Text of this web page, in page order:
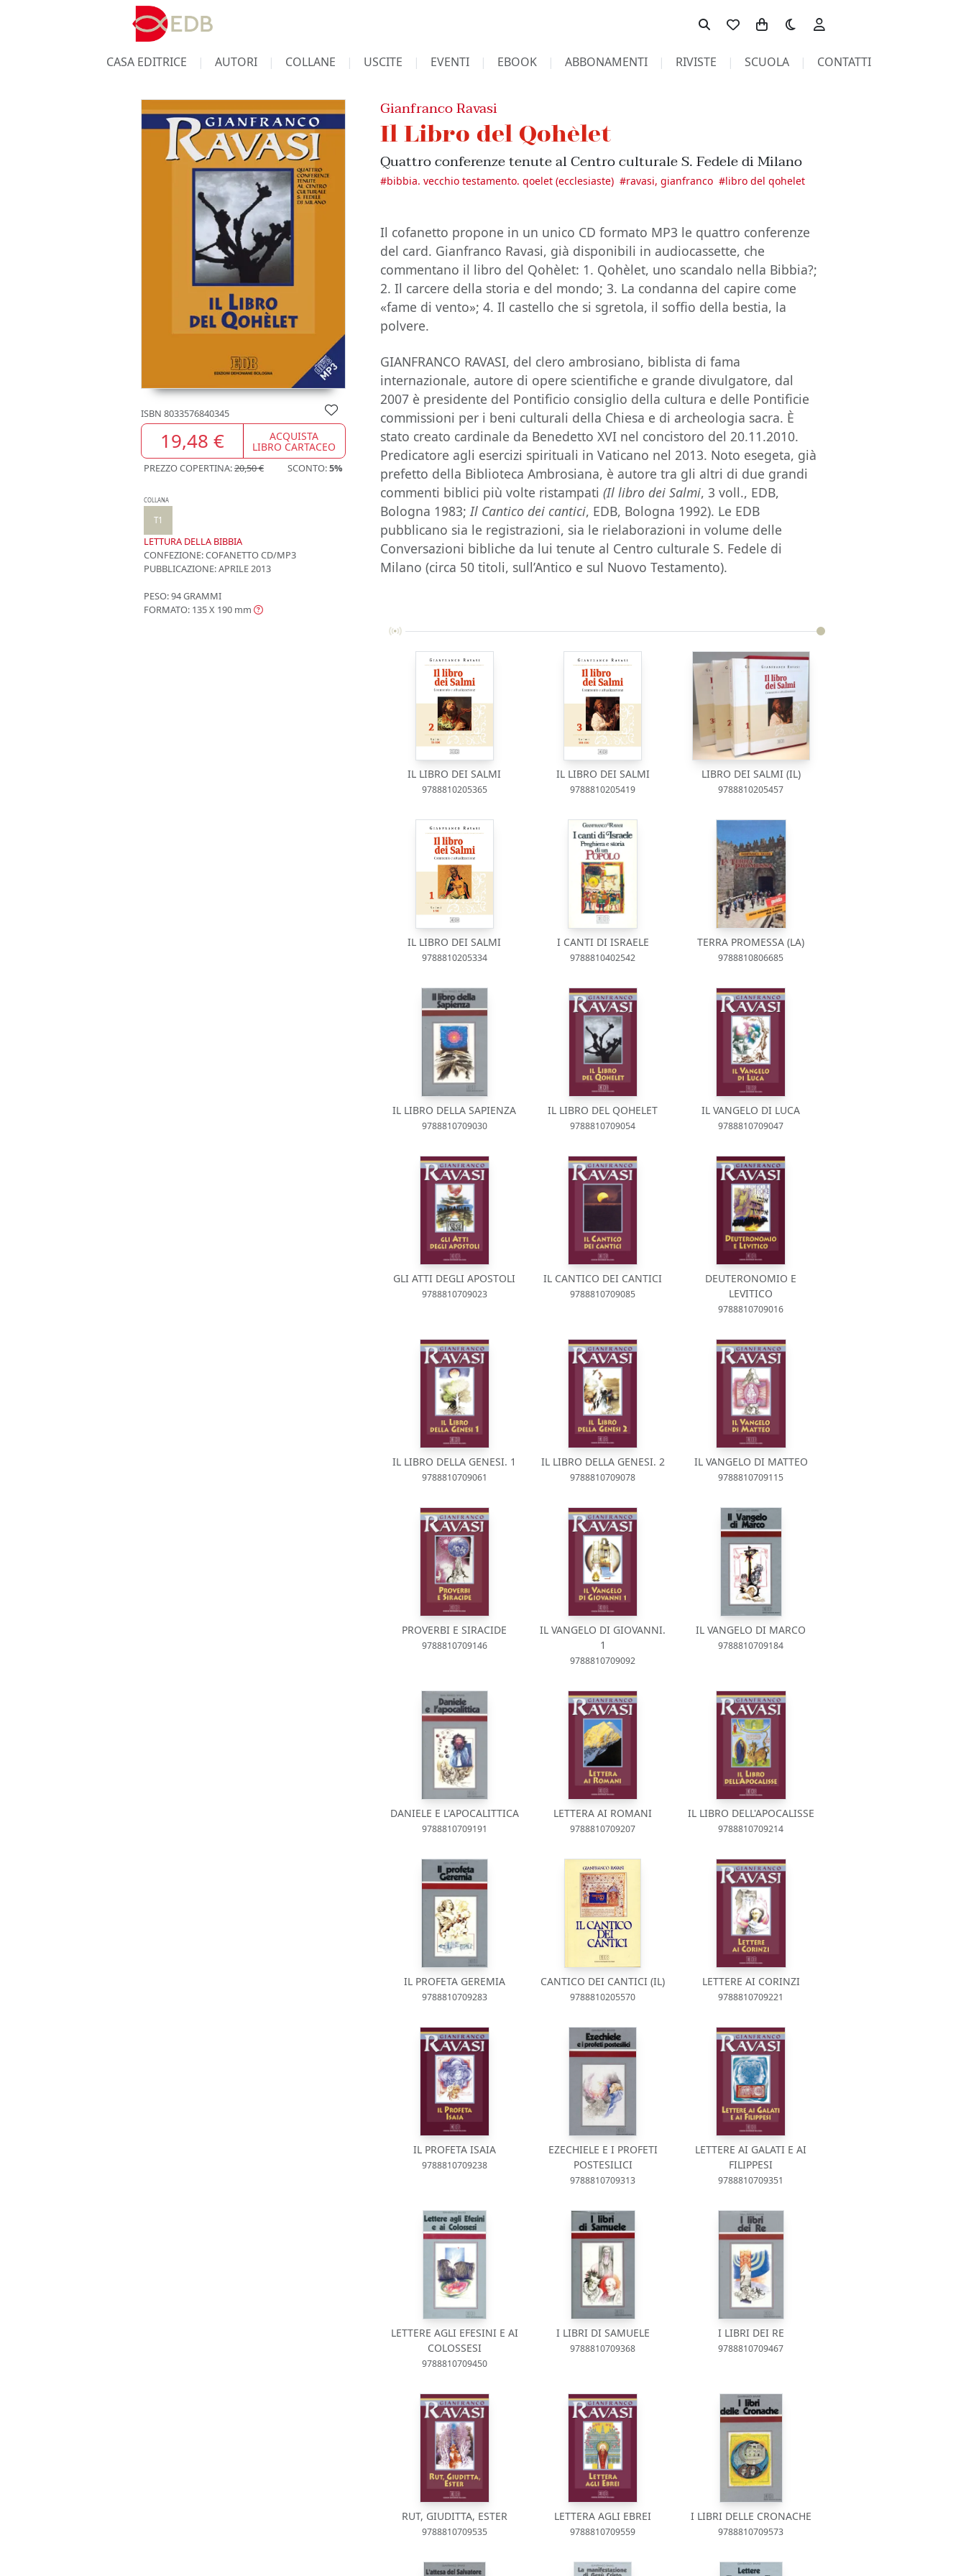
Toggle theme
CASA EDITRICE AUTORI COLLANE USCITE EVENTI EBOOK ABBONAMENTI RIVISTE SCUOLA CONTATTI
ISBN 8033576840345
19,48 € ACQUISTA
LIBRO CARTACEO
PREZZO COPERTINA:20,50 € SCONTO:5%
COLLANA
T1
LETTURA DELLA BIBBIA
CONFEZIONE:COFANETTO CD/MP3
PUBBLICAZIONE:APRILE 2013
PESO: 94 GRAMMI
FORMATO: 135 X 190 mm
Gianfranco Ravasi
Il Libro del Qohèlet
Quattro conferenze tenute al Centro culturale S. Fedele di Milano
#bibbia. vecchio testamento. qoelet (ecclesiaste) #ravasi, gianfranco #libro del qohelet
Il cofanetto propone in un unico CD formato MP3 le quattro conferenze
del card. Gianfranco Ravasi, già disponibili in audiocassette, che
commentano il libro del Qohèlet: 1. Qohèlet, uno scandalo nella Bibbia?;
2. Il carcere della storia e del mondo; 3. La condanna del capire come
«fame di vento»; 4. Il castello che si sgretola, il soffio della bestia, la
polvere.
GIANFRANCO RAVASI, del clero ambrosiano, biblista di fama
internazionale, autore di opere scientifiche e grande divulgatore, dal
2007 è presidente del Pontificio consiglio della cultura e delle Pontificie
commissioni per i beni culturali della Chiesa e di archeologia sacra. È
stato creato cardinale da Benedetto XVI nel concistoro del 20.11.2010.
Predicatore agli esercizi spirituali in Vaticano nel 2013. Noto esegeta, già
prefetto della Biblioteca Ambrosiana, è autore tra gli altri di due grandi
commenti biblici più volte ristampati(Il libro dei Salmi, 3 voll., EDB,
Bologna 1983;Il Cantico dei cantici, EDB, Bologna 1992). Le EDB
pubblicano sia le registrazioni, sia le rielaborazioni in volume delle
Conversazioni bibliche da lui tenute al Centro culturale S. Fedele di
Milano (circa 50 titoli, sull’Antico e sul Nuovo Testamento).
IL LIBRO DEI SALMI
9788810205365
IL LIBRO DEI SALMI
9788810205419
LIBRO DEI SALMI (IL)
9788810205457
IL LIBRO DEI SALMI
9788810205334
I CANTI DI ISRAELE
9788810402542
TERRA PROMESSA (LA)
9788810806685
IL LIBRO DELLA SAPIENZA
9788810709030
IL LIBRO DEL QOHELET
9788810709054
IL VANGELO DI LUCA
9788810709047
GLI ATTI DEGLI APOSTOLI
9788810709023
IL CANTICO DEI CANTICI
9788810709085
DEUTERONOMIO E
LEVITICO
9788810709016
IL LIBRO DELLA GENESI. 1
9788810709061
IL LIBRO DELLA GENESI. 2
9788810709078
IL VANGELO DI MATTEO
9788810709115
PROVERBI E SIRACIDE
9788810709146
IL VANGELO DI GIOVANNI.
1
9788810709092
IL VANGELO DI MARCO
9788810709184
DANIELE E L'APOCALITTICA
9788810709191
LETTERA AI ROMANI
9788810709207
IL LIBRO DELL'APOCALISSE
9788810709214
IL PROFETA GEREMIA
9788810709283
CANTICO DEI CANTICI (IL)
9788810205570
LETTERE AI CORINZI
9788810709221
IL PROFETA ISAIA
9788810709238
EZECHIELE E I PROFETI
POSTESILICI
9788810709313
LETTERE AI GALATI E AI
FILIPPESI
9788810709351
LETTERE AGLI EFESINI E AI
COLOSSESI
9788810709450
I LIBRI DI SAMUELE
9788810709368
I LIBRI DEI RE
9788810709467
RUT, GIUDITTA, ESTER
9788810709535
LETTERA AGLI EBREI
9788810709559
I LIBRI DELLE CRONACHE
9788810709573